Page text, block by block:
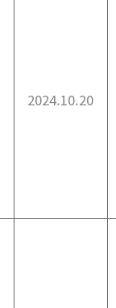
2024.10.20